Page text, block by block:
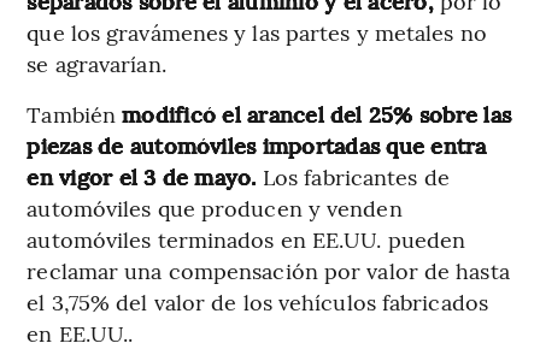
que los gravámenes y las partes y metales no
se agravarían.
Tambiénmodificó el arancel del 25% sobre las
piezas de automóviles importadas que entra
en vigor el 3 de mayo. Los fabricantes de
automóviles que producen y venden
automóviles terminados en EE.UU. pueden
reclamar una compensación por valor de hasta
el 3,75% del valor de los vehículos fabricados
en EE.UU..